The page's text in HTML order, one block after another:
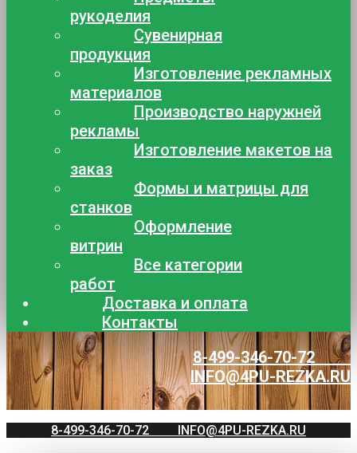
рукоделия
Сувенирная
продукция
Изготовление рекламных
материалов
Производство наружней
рекламы
Изготовление макетов на
заказ
Формы и матрицы для
станков
Оформление
витрин
Все категории
работ
Доставка и оплата
Контакты
8-499-346-70-72
INFO@4PU-REZKA.RU
8-499-346-70-72 INFO@4PU-REZKA.RU